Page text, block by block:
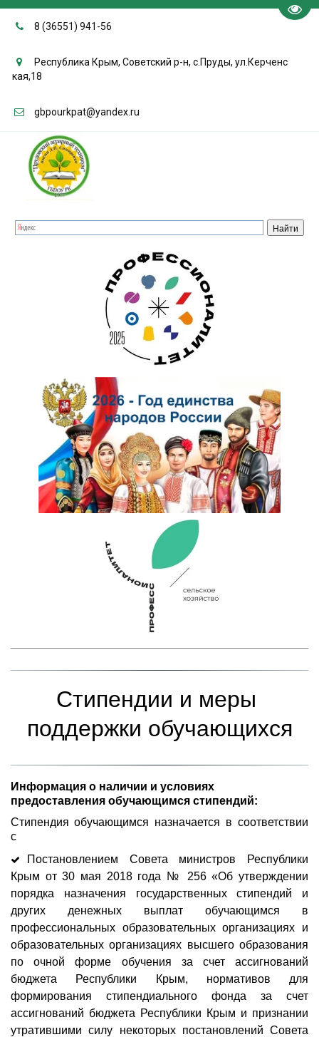
8 (36551) 941-56
Республика Крым, Советский р-н, с.Пруды, ул.Керченс
кая,18
gbpourkpat@yandex.ru
Стипендии и меры
поддержки обучающихся
Информация о наличии и условиях
предоставления обучающимся стипендий:
Стипендия обучающимся назначается в соответствии
с
Постановлением Совета министров Республики
Крым от 30 мая 2018 года № 256 «Об утверждении
порядка назначения государственных стипендий и
других денежных выплат обучающимся в
профессиональных образовательных организациях и
образовательных организациях высшего образования
по очной форме обучения за счет ассигнований
бюджета Республики Крым, нормативов для
формирования стипендиального фонда за счет
ассигнований бюджета Республики Крым и признании
утратившими силу некоторых постановлений Совета